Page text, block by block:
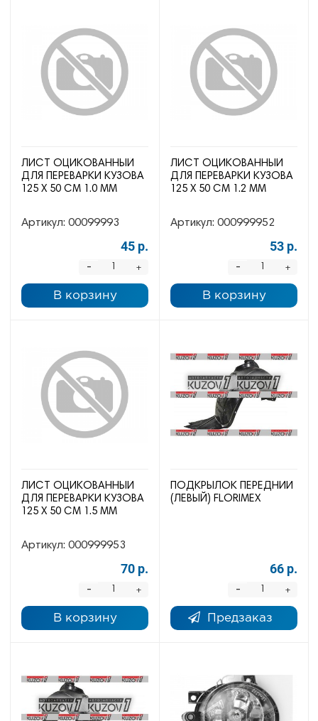
ЛИСТ ОЦИКОВАННЫЙ
ДЛЯ ПЕРЕВАРКИ КУЗОВА
125 Х 50 СМ 1.0 ММ
Артикул: 00099993
45 р.
+
-
В корзину
ЛИСТ ОЦИКОВАННЫЙ
ДЛЯ ПЕРЕВАРКИ КУЗОВА
125 Х 50 СМ 1.2 ММ
Артикул: 000999952
53 р.
+
-
В корзину
ЛИСТ ОЦИКОВАННЫЙ
ДЛЯ ПЕРЕВАРКИ КУЗОВА
125 Х 50 СМ 1.5 ММ
Артикул: 000999953
70 р.
+
-
В корзину
ПОДКРЫЛОК ПЕРЕДНИЙ
(ЛЕВЫЙ) FLORIMEX
66 р.
+
-
Предзаказ